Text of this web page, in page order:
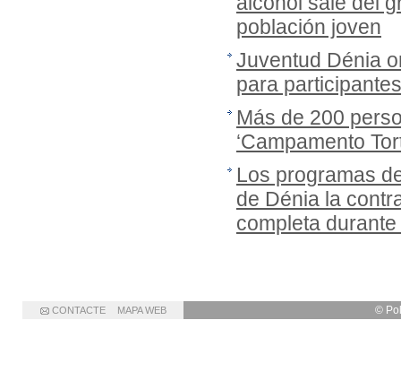
población joven
Juventud Dénia
para
Más de 200
‘Campamento
Los programas
de Dénia la
completa
©
CONTACTE MAPA WEB